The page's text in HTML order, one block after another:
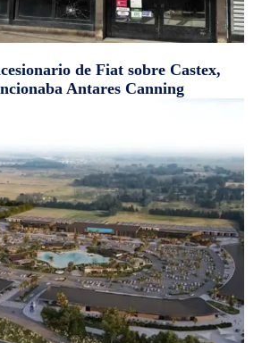
de Fiat sobre Castex,
Antares Canning